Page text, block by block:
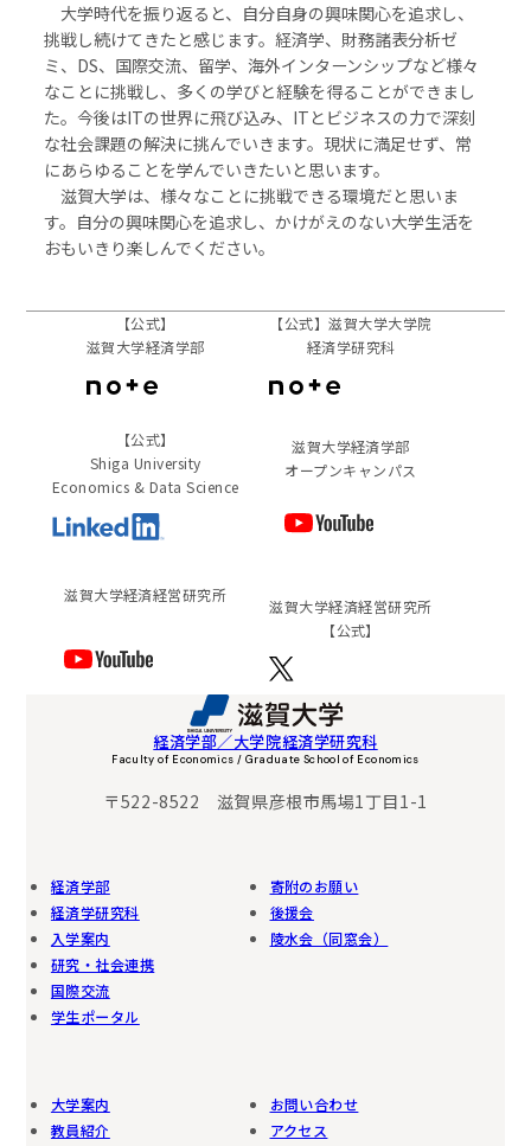
大学時代を振り返ると、自分自身の興味関心を追求し、
挑戦し続けてきたと感じます。経済学、財務諸表分析ゼ
ミ、DS、国際交流、留学、海外インターンシップなど様々
なことに挑戦し、多くの学びと経験を得ることができまし
た。今後はITの世界に飛び込み、ITとビジネスの力で深刻
な社会課題の解決に挑んでいきます。現状に満足せず、常
にあらゆることを学んでいきたいと思います。
滋賀大学は、様々なことに挑戦できる環境だと思いま
す。自分の興味関心を追求し、かけがえのない大学生活を
おもいきり楽しんでください。
【公式】
滋賀大学経済学部
【公式】滋賀大学大学院
経済学研究科
【公式】
Shiga University
Economics & Data Science
滋賀大学経済学部
オープンキャンパス
滋賀⼤学経済経営研究所
滋賀⼤学経済経営研究所
【公式】
経済学部／大学院経済学研究科
Faculty of Economics / Graduate School of Economics
〒522-8522 滋賀県彦根市馬場1丁目1-1
経済学部
経済学研究科
入学案内
研究・社会連携
国際交流
学生ポータル
寄附のお願い
後援会
陵水会（同窓会）
大学案内
教員紹介
お問い合わせ
アクセス